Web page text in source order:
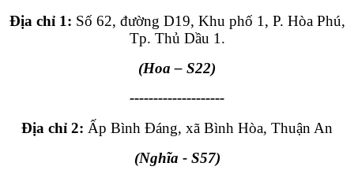
Địa chỉ 1: Số 62, đường D19, Khu phố 1, P. Hòa Phú,
Tp. Thủ Dầu 1.
(Hoa – S22)
--------------------
Địa chỉ 2: Ấp Bình Đáng, xã Bình Hòa, Thuận An
(Nghĩa - S57)